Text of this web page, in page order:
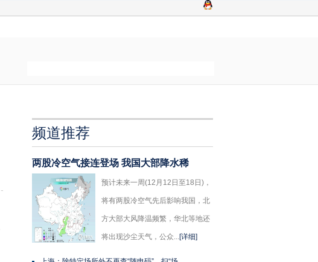
频道推荐
两股冷空气接连登场 我国大部降水稀
预计未来一周(12月12日至18日)，
将有两股冷空气先后影响我国，北
方大部大风降温频繁，华北等地还
将出现沙尘天气，公众...[详细]